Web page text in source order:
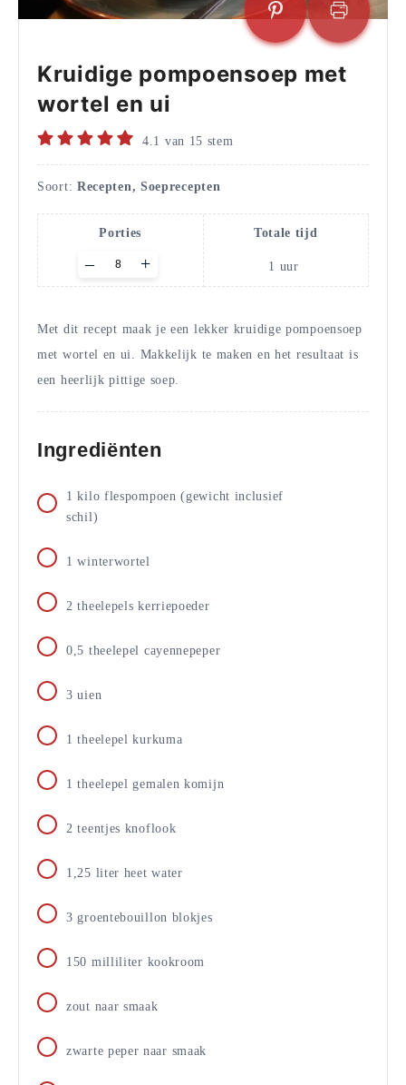
Kruidige pompoensoep met
wortel en ui
4.1 van 15 stem
Soort: Recepten, Soeprecepten
Porties
Adjust
+
–
Totale tijd
1 uur
Met dit recept maak je een lekker kruidige pompoensoep
met wortel en ui. Makkelijk te maken en het resultaat is
een heerlijk pittige soep.
Ingrediënten
1 kilo flespompoen (gewicht inclusief
schil)
1 winterwortel
2 theelepels kerriepoeder
0,5 theelepel cayennepeper
3 uien
1 theelepel kurkuma
1 theelepel gemalen komijn
2 teentjes knoflook
1,25 liter heet water
3 groentebouillon blokjes
150 milliliter kookroom
zout naar smaak
zwarte peper naar smaak